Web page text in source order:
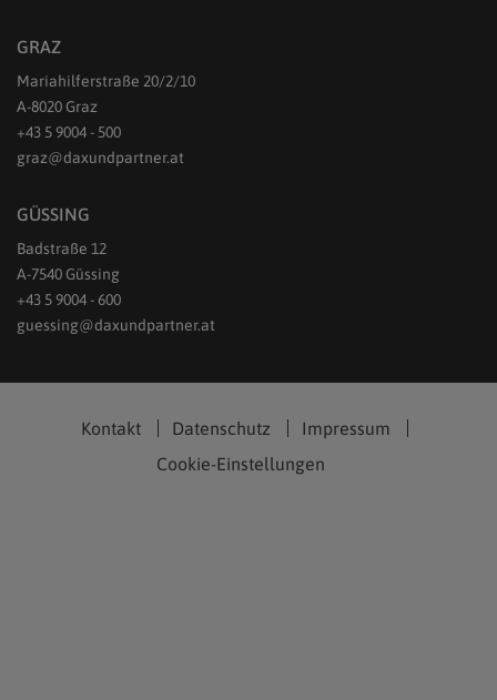
GRAZ
Mariahilferstraße 20/2/10
A-8020 Graz
+43 5 9004 - 500
graz@daxundpartner.at
GÜSSING
Badstraße 12
A-7540 Güssing
+43 5 9004 - 600
guessing@daxundpartner.at
Kontakt Datenschutz
Impressum
Cookie-Einstellungen